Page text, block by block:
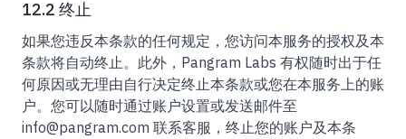
12.2 终止
如果您违反本条款的任何规定，您访问本服务的授权及本
条款将自动终止。此外，Pangram Labs 有权随时出于任
何原因或无理由自行决定终止本条款或您在本服务上的账
户。您可以随时通过账户设置或发送邮件至
info@pangram.com 联系客服，终止您的账户及本条